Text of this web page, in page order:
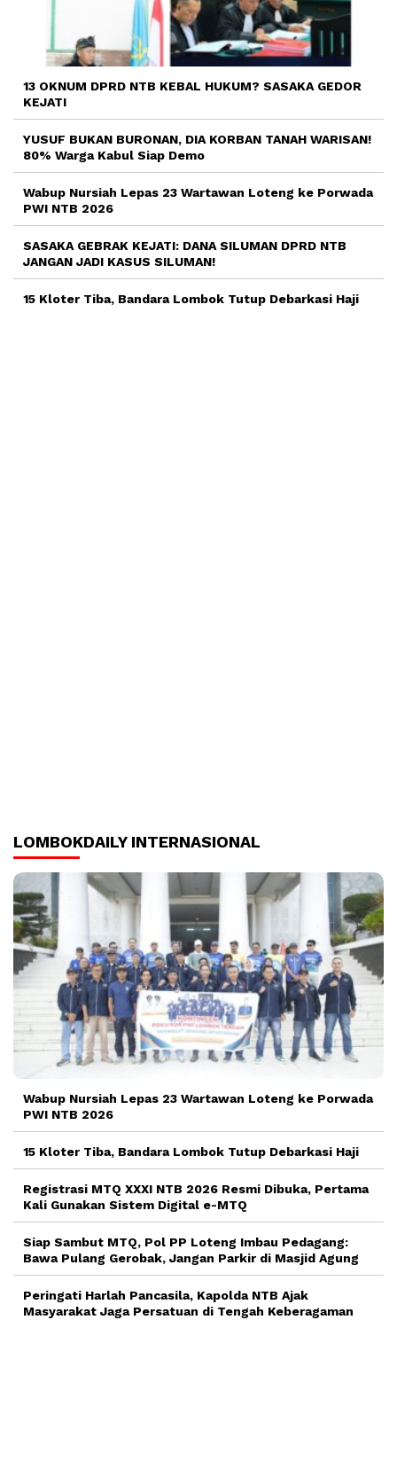
13 OKNUM DPRD NTB KEBAL HUKUM? SASAKA GEDOR
KEJATI
YUSUF BUKAN BURONAN, DIA KORBAN TANAH WARISAN!
80% Warga Kabul Siap Demo
Wabup Nursiah Lepas 23 Wartawan Loteng ke Porwada
PWI NTB 2026
SASAKA GEBRAK KEJATI: DANA SILUMAN DPRD NTB
JANGAN JADI KASUS SILUMAN!
15 Kloter Tiba, Bandara Lombok Tutup Debarkasi Haji
LOMBOKDAILY INTERNASIONAL
Wabup Nursiah Lepas 23 Wartawan Loteng ke Porwada
PWI NTB 2026
15 Kloter Tiba, Bandara Lombok Tutup Debarkasi Haji
Registrasi MTQ XXXI NTB 2026 Resmi Dibuka, Pertama
Kali Gunakan Sistem Digital e-MTQ
Siap Sambut MTQ, Pol PP Loteng Imbau Pedagang:
Bawa Pulang Gerobak, Jangan Parkir di Masjid Agung
Peringati Harlah Pancasila, Kapolda NTB Ajak
Masyarakat Jaga Persatuan di Tengah Keberagaman